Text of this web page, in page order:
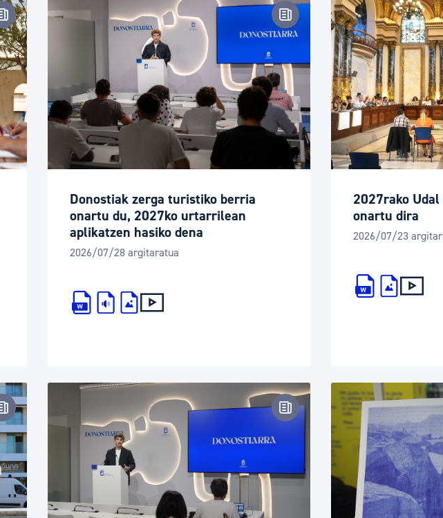
Prentsa-oharra Prentsa-oharra
Donostiak zerga turistiko berria
onartu du, 2027ko urtarrilean
aplikatzen hasiko dena
2026/07/28 argitaratua
2027rako
onartu dira
2026/07/23
Prentsa-oharra Prentsa-oharra